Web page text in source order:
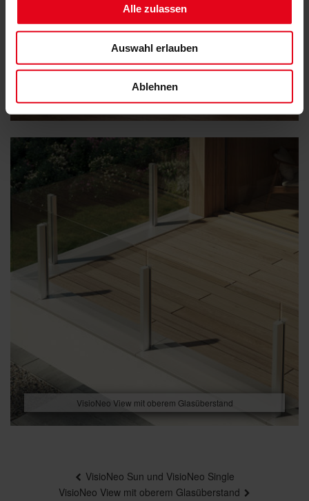
Alle zulassen
Auswahl erlauben
Ablehnen
VisioNeo View mit oberem Glasüberstand
VisioNeo Sun und VisioNeo Single
VisioNeo View mit oberem Glasüberstand